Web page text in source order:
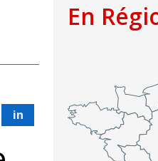
in
En